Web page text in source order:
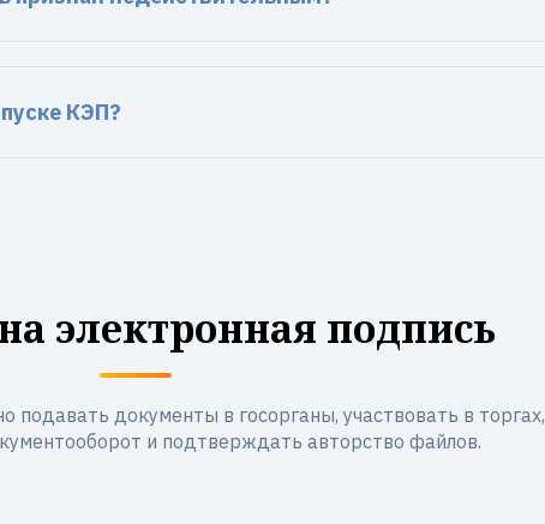
КЭП?
электронная подпись
документы в госорганы, участвовать в торгах,
и подтверждать авторство файлов.